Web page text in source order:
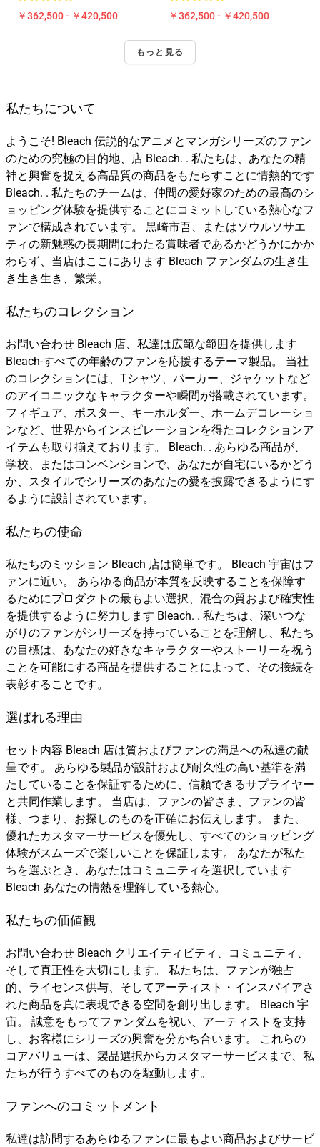
￥362,500 - ￥420,500 ￥362,500 - ￥420,500
もっと見る
私たちについて
ようこそ! Bleach 伝説的なアニメとマンガシリーズのファン
のための究極の目的地、店 Bleach. . 私たちは、あなたの精
神と興奮を捉える高品質の商品をもたらすことに情熱的です
Bleach. . 私たちのチームは、仲間の愛好家のための最高のシ
ョッピング体験を提供することにコミットしている熱心なフ
ァンで構成されています。 黒崎市吾、またはソウルソサエ
ティの新魅惑の長期間にわたる賞味者であるかどうかにかか
わらず、当店はここにあります Bleach ファンダムの生き生
き生き生き、繁栄。
私たちのコレクション
お問い合わせ Bleach 店、私達は広範な範囲を提供します
Bleach-すべての年齢のファンを応援するテーマ製品。 当社
のコレクションには、Tシャツ、パーカー、ジャケットなど
のアイコニックなキャラクターや瞬間が搭載されています。
フィギュア、ポスター、キーホルダー、ホームデコレーショ
ンなど、世界からインスピレーションを得たコレクションア
イテムも取り揃えております。 Bleach. . あらゆる商品が、
学校、またはコンベンションで、あなたが自宅にいるかどう
か、スタイルでシリーズのあなたの愛を披露できるようにす
るように設計されています。
私たちの使命
私たちのミッション Bleach 店は簡単です。 Bleach 宇宙はフ
ァンに近い。 あらゆる商品が本質を反映することを保障す
るためにプロダクトの最もよい選択、混合の質および確実性
を提供するように努力します Bleach. . 私たちは、深いつな
がりのファンがシリーズを持っていることを理解し、私たち
の目標は、あなたの好きなキャラクターやストーリーを祝う
ことを可能にする商品を提供することによって、その接続を
表彰することです。
選ばれる理由
セット内容 Bleach 店は質およびファンの満足への私達の献
呈です。 あらゆる製品が設計および耐久性の高い基準を満
たしていることを保証するために、信頼できるサプライヤー
と共同作業します。 当店は、ファンの皆さま、ファンの皆
様、つまり、お探しのものを正確にお伝えします。 また、
優れたカスタマーサービスを優先し、すべてのショッピング
体験がスムーズで楽しいことを保証します。 あなたが私た
ちを選ぶとき、あなたはコミュニティを選択しています
Bleach あなたの情熱を理解している熱心。
私たちの価値観
お問い合わせ Bleach クリエイティビティ、コミュニティ、
そして真正性を大切にします。 私たちは、ファンが独占
的、ライセンス供与、そしてアーティスト・インスパイアさ
れた商品を真に表現できる空間を創り出します。 Bleach 宇
宙。 誠意をもってファンダムを祝い、アーティストを支持
し、お客様にシリーズの興奮を分かち合います。 これらの
コアバリューは、製品選択からカスタマーサービスまで、私
たちが行うすべてのものを駆動します。
ファンへのコミットメント
私達は訪問するあらゆるファンに最もよい商品およびサービ